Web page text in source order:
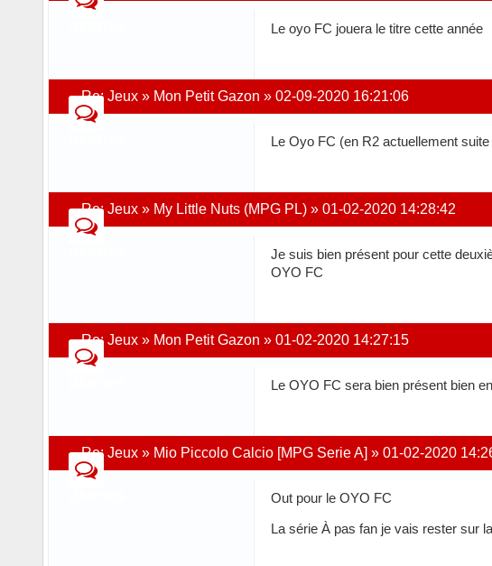
Le oyo FC jouera le titre cette année
Re:Jeux » Mon Petit Gazon »02-09-2020 16:21:06
Le Oyo FC (en R2 actuellement
Re:Jeux » My Little Nuts (MPG PL) »01-02-2020 14:28:42
Je suis bien présent pour cette
OYO FC
Re:Jeux » Mon Petit Gazon »01-02-2020 14:27:15
Le OYO FC sera bien présent bien
Re:Jeux » Mio Piccolo Calcio [MPG Serie A] »01-02-2020
Out pour le OYO FC
La série À pas fan je vais rester sur